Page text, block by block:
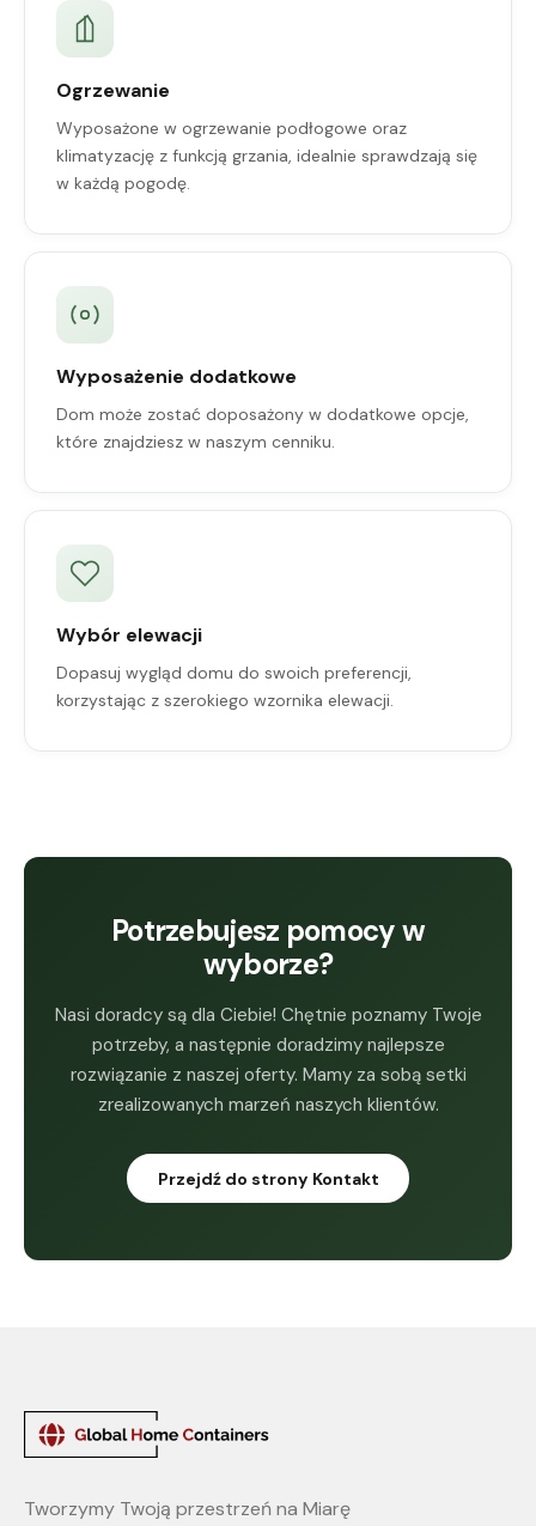
Ogrzewanie
Wyposażone w ogrzewanie podłogowe oraz
klimatyzację z funkcją grzania, idealnie sprawdzają się
w każdą pogodę.
Wyposażenie dodatkowe
Dom może zostać doposażony w dodatkowe opcje,
które znajdziesz w naszym cenniku.
Wybór elewacji
Dopasuj wygląd domu do swoich preferencji,
korzystając z szerokiego wzornika elewacji.
Potrzebujesz pomocy w
wyborze?
Nasi doradcy są dla Ciebie! Chętnie poznamy Twoje
potrzeby, a następnie doradzimy najlepsze
rozwiązanie z naszej oferty. Mamy za sobą setki
zrealizowanych marzeń naszych klientów.
Przejdź do strony Kontakt
Tworzymy Twoją przestrzeń na Miarę